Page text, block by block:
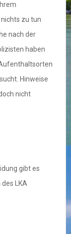
zu tun
nach der
haben
Hinweise
nicht
gibt es
LKA